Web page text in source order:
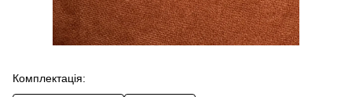
Комплектація: